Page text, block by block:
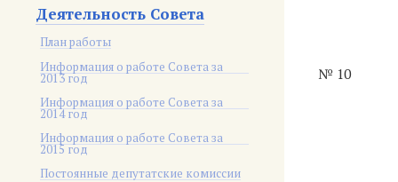
Деятельность Совета
План работы
Информация о работе Совета за
2013 год
Информация о работе Совета за
2014 год
Информация о работе Совета за
2015 год
Постоянные депутатские комиссии
№ 10